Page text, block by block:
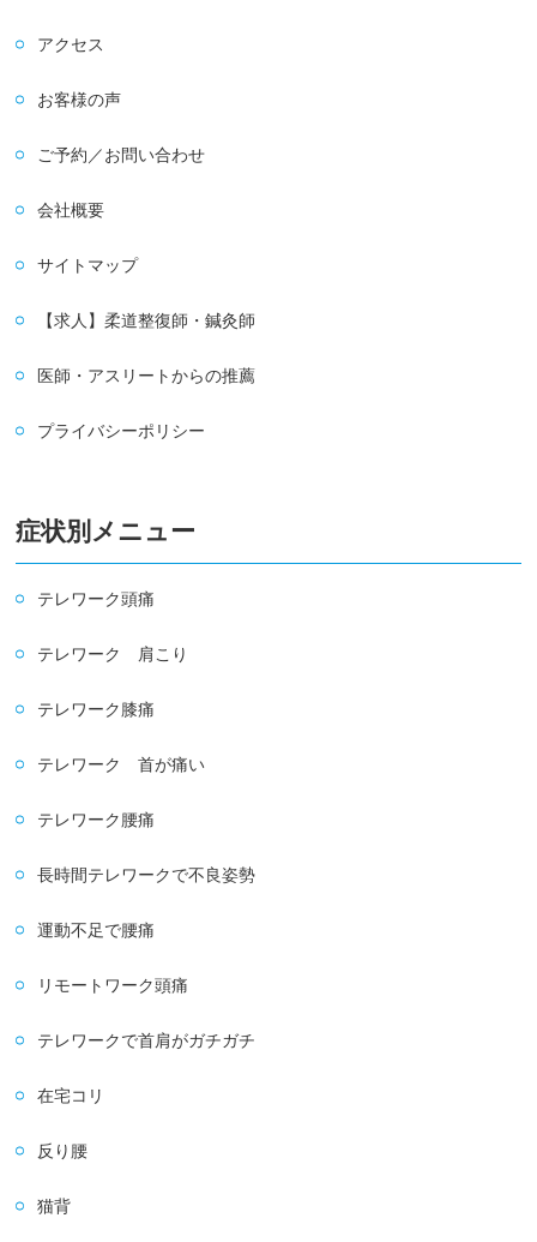
アクセス
お客様の声
ご予約／お問い合わせ
会社概要
サイトマップ
【求人】柔道整復師・鍼灸師
医師・アスリートからの推薦
プライバシーポリシー
症状別メニュー
テレワーク頭痛
テレワーク 肩こり
テレワーク膝痛
テレワーク 首が痛い
テレワーク腰痛
長時間テレワークで不良姿勢
運動不足で腰痛
リモートワーク頭痛
テレワークで首肩がガチガチ
在宅コリ
反り腰
猫背